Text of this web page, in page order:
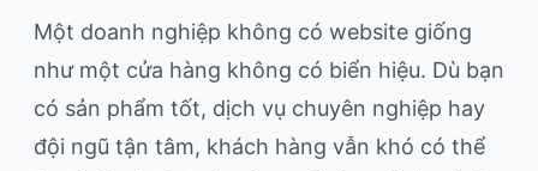
Một doanh nghiệp không có website giống
như một cửa hàng không có biển hiệu. Dù bạn
có sản phẩm tốt, dịch vụ chuyên nghiệp hay
đội ngũ tận tâm, khách hàng vẫn khó có thể